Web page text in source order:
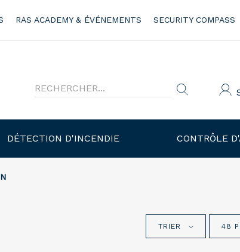
RAS ACADEMY & ÉVÉNEMENTS SECURITY COMPASS
DÉTECTION D'INCENDIE CONTRÔLE
TRIER 48